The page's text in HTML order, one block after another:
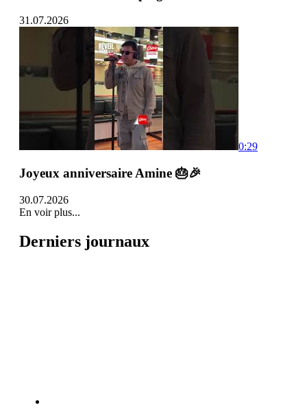
31.07.2026
0:29
Joyeux anniversaire Amine 🎂🎉
30.07.2026
En voir plus...
Derniers journaux